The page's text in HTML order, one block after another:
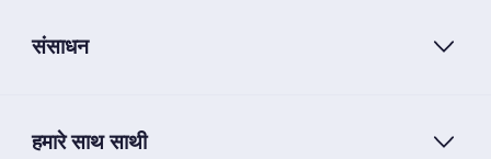
संसाधन
हमारे साथ साथी